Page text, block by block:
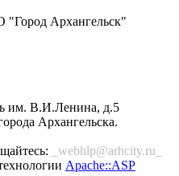
"Город Архангельск"
им. В.И.Ленина, д.5
Архангельска.
_webhlp@arhcity.ru_
Apache::ASP